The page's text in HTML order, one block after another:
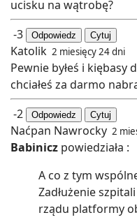
ucisku na wątrobę?
-3
Odpowiedz Cytuj
Katolik 2 miesięcy 24 dni
Pewnie byłeś i kiębasy
chciałeś za darmo
-2
Odpowiedz Cytuj
Naćpan Nawrocky 2
Babinicz powiedziała :
A co z tym
Zadłużenie
rządu platformy